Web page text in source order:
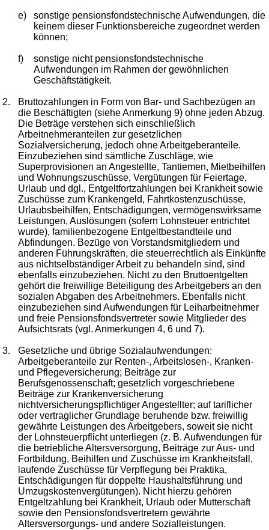
e)
sonstige pensionsfondstechnische Aufwendungen, die
keinem dieser Funktionsbereiche zugeordnet werden
können;
f)
sonstige nicht pensionsfondstechnische
Aufwendungen im Rahmen der gewöhnlichen
Geschäftstätigkeit.
2.
Bruttozahlungen in Form von Bar- und Sachbezügen an
die Beschäftigten (siehe Anmerkung 9) ohne jeden Abzug.
Die Beträge verstehen sich einschließlich
Arbeitnehmeranteilen zur gesetzlichen
Sozialversicherung, jedoch ohne Arbeitgeberanteile.
Einzubeziehen sind sämtliche Zuschläge, wie
Superprovisionen an Angestellte, Tantiemen, Mietbeihilfen
und Wohnungszuschüsse, Vergütungen für Feiertage,
Urlaub und dgl., Entgeltfortzahlungen bei Krankheit sowie
Zuschüsse zum Krankengeld, Fahrtkostenzuschüsse,
Urlaubsbeihilfen, Entschädigungen, vermögenswirksame
Leistungen, Auslösungen (sofern Lohnsteuer entrichtet
wurde), familienbezogene Entgeltbestandteile und
Abfindungen. Bezüge von Vorstandsmitgliedern und
anderen Führungskräften, die steuerrechtlich als Einkünfte
aus nichtselbständiger Arbeit zu behandeln sind, sind
ebenfalls einzubeziehen. Nicht zu den Bruttoentgelten
gehört die freiwillige Beteiligung des Arbeitgebers an den
sozialen Abgaben des Arbeitnehmers. Ebenfalls nicht
einzubeziehen sind Aufwendungen für Leiharbeitnehmer
und freie Pensionsfondsvertreter sowie Mitglieder des
Aufsichtsrats (vgl. Anmerkungen 4, 6 und 7).
3.
Gesetzliche und übrige Sozialaufwendungen:
Arbeitgeberanteile zur Renten-, Arbeitslosen-, Kranken-
und Pflegeversicherung; Beiträge zur
Berufsgenossenschaft; gesetzlich vorgeschriebene
Beiträge zur Krankenversicherung
nichtversicherungspflichtiger Angestellter; auf tariflicher
oder vertraglicher Grundlage beruhende bzw. freiwillig
gewährte Leistungen des Arbeitgebers, soweit sie nicht
der Lohnsteuerpflicht unterliegen (z. B. Aufwendungen für
die betriebliche Altersversorgung, Beiträge zur Aus- und
Fortbildung, Beihilfen und Zuschüsse im Krankheitsfall,
laufende Zuschüsse für Verpflegung bei Praktika,
Entschädigungen für doppelte Haushaltsführung und
Umzugskostenvergütungen). Nicht hierzu gehören
Entgeltzahlung bei Krankheit, Urlaub oder Mutterschaft
sowie den Pensionsfondsvertretern gewährte
Altersversorgungs- und andere Sozialleistungen.